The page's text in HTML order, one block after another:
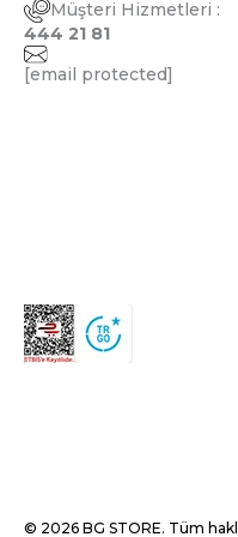
Müşteri Hizmetleri :
444 21 81
[email protected]
© 2026 BG STORE. Tüm